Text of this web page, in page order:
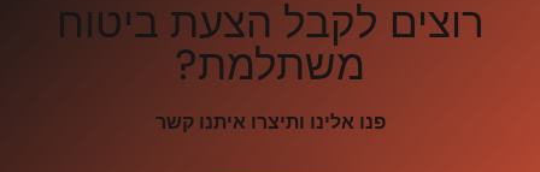
רוצים לקבל הצעת ביטוח
משתלמת?
פנו אלינו ותיצרו איתנו קשר